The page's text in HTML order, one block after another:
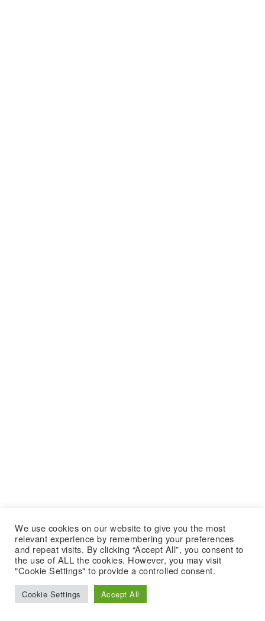
We use cookies on our website to give you the most
relevant experience by remembering your preferences
and repeat visits. By clicking “Accept All”, you consent to
the use of ALL the cookies. However, you may visit
"Cookie Settings" to provide a controlled consent.
Cookie Settings Accept All